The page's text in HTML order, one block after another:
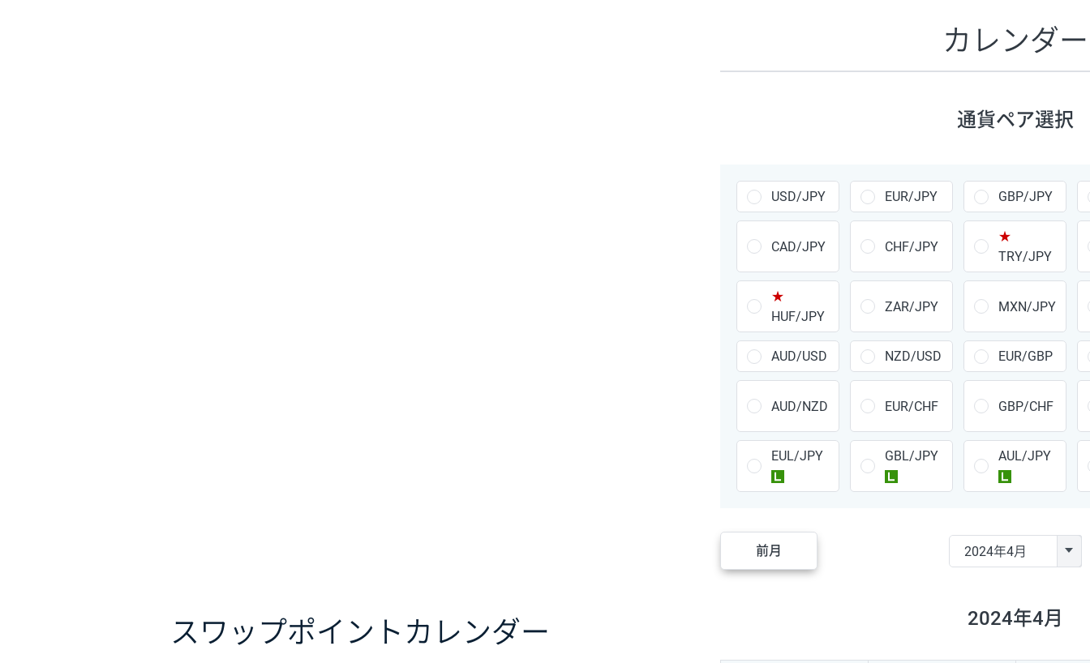
スワップポイント カレンダー
あたりの
ポイント
GBP/JPY 170円
AUD/JPY 106円
NZD/JPY 28円
CAD/JPY 38円
CHF/JPY 34円
PLN/JPY 35円
HUF/JPY 16円
ZAR/JPY 130円
MXN/JPY 140円
カレンダー
通貨ペア選択
USD/JPY EUR/JPY GBP/JPY
CAD/JPY CHF/JPY
★
TRY/JPY
★
HUF/JPY
ZAR/JPY MXN/JPY
AUD/USD NZD/USD EUR/GBP
AUD/NZD EUR/CHF GBP/CHF
EUL/JPY
GBL/JPY
AUL/JPY
前月
2024年4月